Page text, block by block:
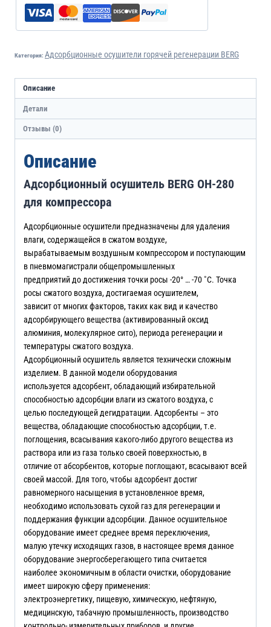
Категория: Адсорбционные осушители горячей регенерации BERG
Описание
Детали
Отзывы (0)
Описание
Адсорбционный осушитель BERG ОН-280
для компрессора
Адсорбционные осушители предназначены для удаления
влаги, содержащейся в сжатом воздухе,
вырабатываемым воздушным компрессором и поступающим
в пневмомагистрали общепромышленных
предприятий до достижения точки росы -20° … -70 ˚С. Точка
росы сжатого воздуха, достигаемая осушителем,
зависит от многих факторов, таких как вид и качество
адсорбирующего вещества (активированный оксид
алюминия, молекулярное сито), периода регенерации и
температуры сжатого воздуха.
Адсорбционный осушитель является технически сложным
изделием. В данной модели оборудования
используется адсорбент, обладающий избирательной
способностью адсорбции влаги из сжатого воздуха, с
целью последующей дегидратации. Адсорбенты – это
вещества, обладающие способностью адсорбции, т.е.
поглощения, всасывания какого-либо другого вещества из
раствора или из газа только своей поверхностью, в
отличие от абсорбентов, которые поглощают, всасывают всей
своей массой. Для того, чтобы адсорбент достиг
равномерного насыщения в установленное время,
необходимо использовать сухой газ для регенерации и
поддержания функции адсорбции. Данное осушительное
оборудование имеет среднее время переключения,
малую утечку исходящих газов, в настоящее время данное
оборудование энергосберегающего типа считается
наиболее экономичным в области очистки, оборудование
имеет широкую сферу применения:
электроэнергетику, пищевую, химическую, нефтяную,
медицинскую, табачную промышленность, производство